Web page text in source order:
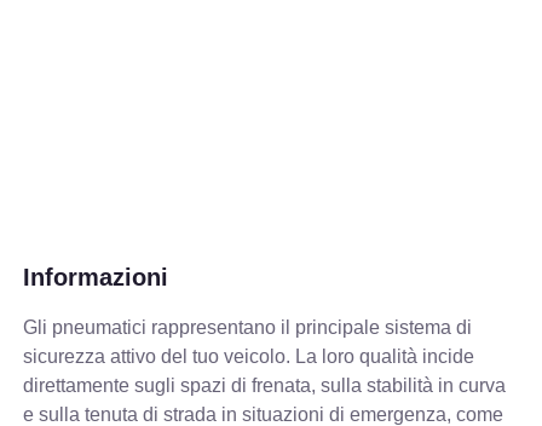
Informazioni
Gli pneumatici rappresentano il principale sistema di
sicurezza attivo del tuo veicolo. La loro qualità incide
direttamente sugli spazi di frenata, sulla stabilità in curva
e sulla tenuta di strada in situazioni di emergenza, come